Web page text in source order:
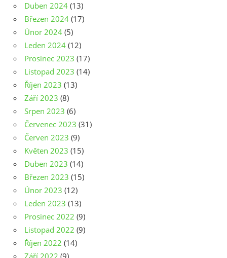
Duben 2024 (13)
Březen 2024 (17)
Únor 2024 (5)
Leden 2024 (12)
Prosinec 2023 (17)
Listopad 2023 (14)
Říjen 2023 (13)
Září 2023 (8)
Srpen 2023 (6)
Červenec 2023 (31)
Červen 2023 (9)
Květen 2023 (15)
Duben 2023 (14)
Březen 2023 (15)
Únor 2023 (12)
Leden 2023 (13)
Prosinec 2022 (9)
Listopad 2022 (9)
Říjen 2022 (14)